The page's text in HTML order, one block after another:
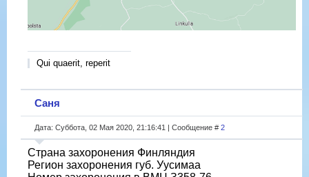
Qui quaerit, reperit
Саня
Дата: Суббота, 02 Мая 2020, 21:16:41 | Сообщение # 2
Страна захоронения Финляндия
Регион захоронения губ. Уусимаа